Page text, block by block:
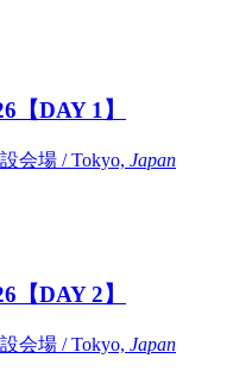
【DAY 1】
会場 / Tokyo, Japan
【DAY 2】
会場 / Tokyo, Japan